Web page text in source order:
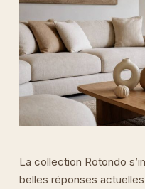
La collection Rotondo
belles réponses